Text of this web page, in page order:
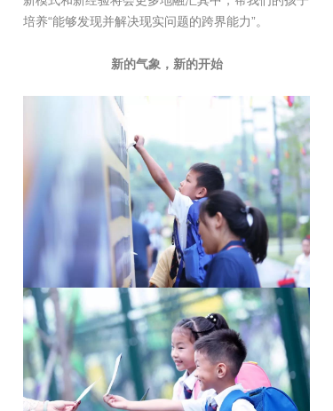
培养“能够发现并解决现实问题的跨界能力”。
新的气象，新的开始